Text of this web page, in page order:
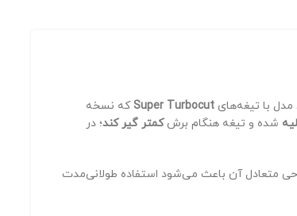
با تیغه‌های Super Turbocutکه نسخه
شده و تیغه هنگام برشکمتر گیر کند؛ در
متعادل آن باعث می‌شود استفاده طولانی‌مدت